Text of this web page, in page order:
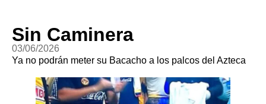
Sin Caminera
03/06/2026
Ya no podrán meter su Bacacho a los palcos del Azteca